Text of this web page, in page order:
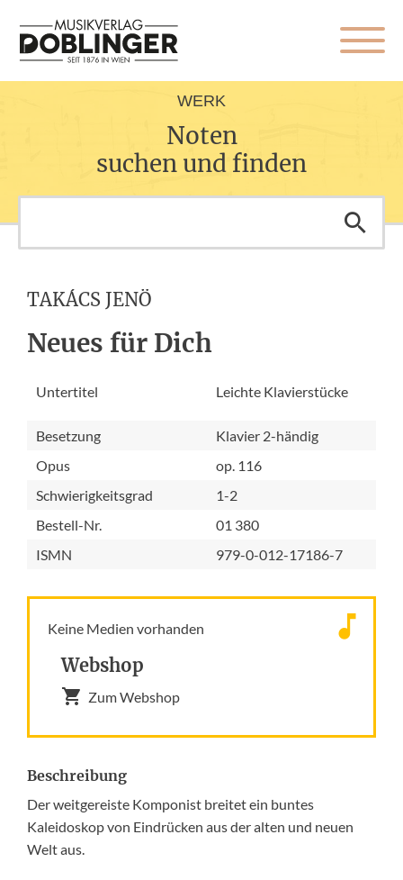
WERK
Noten
suchen und finden
TAKÁCS JENÖ
Neues für Dich
Untertitel Leichte Klavierstücke
Besetzung
Klavier 2-händig
Opus
op. 116
Schwierigkeitsgrad
1-2
Bestell-Nr.
01 380
ISMN
979-0-012-17186-7
Keine Medien vorhanden
Webshop
Zum Webshop
Beschreibung
Der weitgereiste Komponist breitet ein buntes
Kaleidoskop von Eindrücken aus der alten und neuen
Welt aus.